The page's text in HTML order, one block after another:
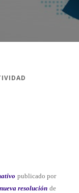
publicado por
nueva resolución de